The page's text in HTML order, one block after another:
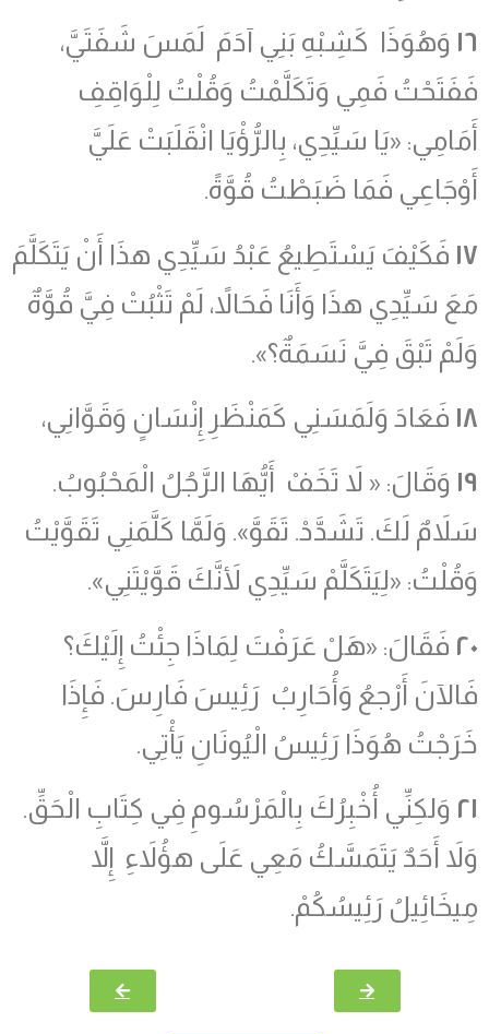
١٦ وَهُوَذَا كَشِبْهِ بَنِي آدَمَ لَمَسَ شَفَتَيَّ،
فَفَتَحْتُ فَمِي وَتَكَلَّمْتُ وَقُلْتُ لِلْوَاقِفِ
أَمَامِي: «يَا سَيِّدِي، بِالرُّؤْيَا انْقَلَبَتْ عَلَيَّ
أَوْجَاعِي فَمَا ضَبَطْتُ قُوَّةً.
١٧ فَكَيْفَ يَسْتَطِيعُ عَبْدُ سَيِّدِي هذَا أَنْ يَتَكَلَّمَ
مَعَ سَيِّدِي هذَا وَأَنَا فَحَالاً، لَمْ تَثْبُتْ فِيَّ قُوَّةٌ
وَلَمْ تَبْقَ فِيَّ نَسَمَةٌ؟».
١٨ فَعَادَ وَلَمَسَنِي كَمَنْظَرِ إِنْسَانٍ وَقَوَّانِي،
١٩ وَقَالَ: « لاَ تَخَفْ أَيُّهَا الرَّجُلُ الْمَحْبُوبُ.
سَلاَمٌ لَكَ. تَشَدَّدْ. تَقَوَّ». وَلَمَّا كَلَّمَنِي تَقَوَّيْتُ
وَقُلْتُ: «لِيَتَكَلَّمْ سَيِّدِي لأَنَّكَ قَوَّيْتَنِي».
٢٠ فَقَالَ: «هَلْ عَرَفْتَ لِمَاذَا جِئْتُ إِلَيْكَ؟
فَالآنَ أَرْجعُ وَأُحَارِبُ رَئِيسَ فَارِسَ. فَإِذَا
خَرَجْتُ هُوَذَا رَئِيسُ الْيُونَانِ يَأْتِي.
٢١ وَلكِنِّي أُخْبِرُكَ بِالْمَرْسُومِ فِي كِتَابِ الْحَقِّ.
وَلاَ أَحَدٌ يَتَمَسَّكُ مَعِي عَلَى هؤُلاَءِ إِلاَّ
مِيخَائِيلُ رَئِيسُكُمْ.